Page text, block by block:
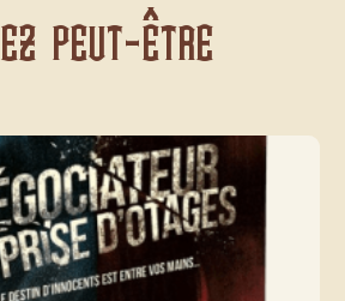
peut-être